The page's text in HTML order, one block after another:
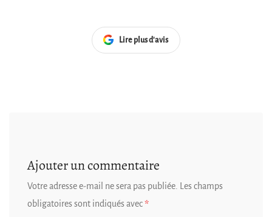
Lire plus d'avis
Ajouter un commentaire
Votre adresse e-mail ne sera pas publiée.
Les champs
obligatoires sont indiqués avec*